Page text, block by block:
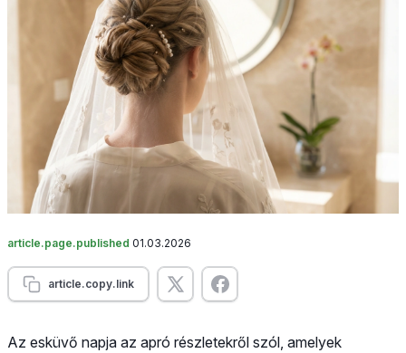
article.page.published 01.03.2026
article.copy.link
Az esküvő napja az apró részletekről szól, amelyek